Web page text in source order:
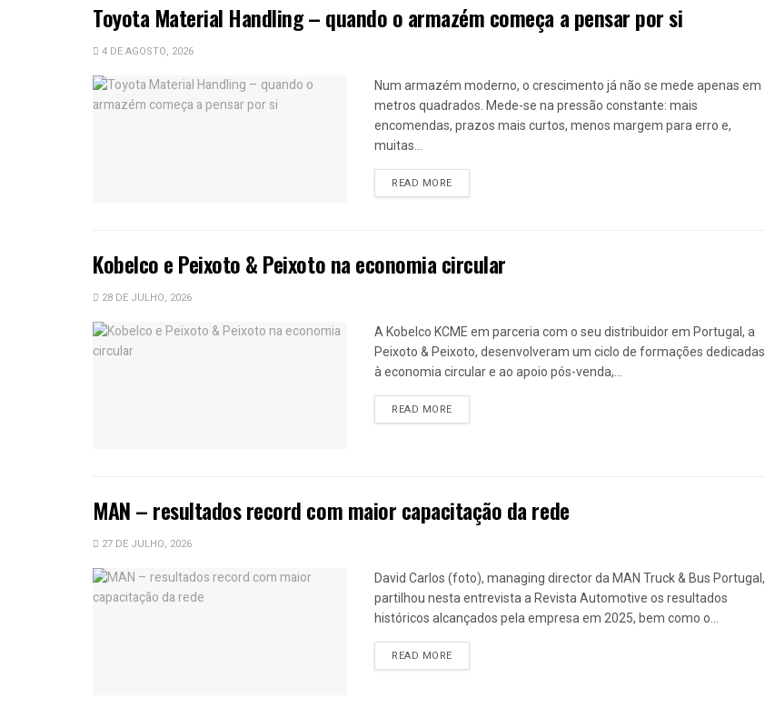
Toyota Material Handling – quando o armazém começa a pensar por si
4 DE AGOSTO, 2026
Num armazém moderno, o crescimento já não se mede apenas em
metros quadrados. Mede-se na pressão constante: mais
encomendas, prazos mais curtos, menos margem para erro e,
muitas...
READ MOREDETAILS
Kobelco e Peixoto & Peixoto na economia circular
28 DE JULHO, 2026
A Kobelco KCME em parceria com o seu distribuidor em Portugal, a
Peixoto & Peixoto, desenvolveram um ciclo de formações dedicadas
à economia circular e ao apoio pós-venda,...
READ MOREDETAILS
MAN – resultados record com maior capacitação da rede
27 DE JULHO, 2026
David Carlos (foto), managing director da MAN Truck & Bus Portugal,
partilhou nesta entrevista a Revista Automotive os resultados
históricos alcançados pela empresa em 2025, bem como o...
READ MOREDETAILS